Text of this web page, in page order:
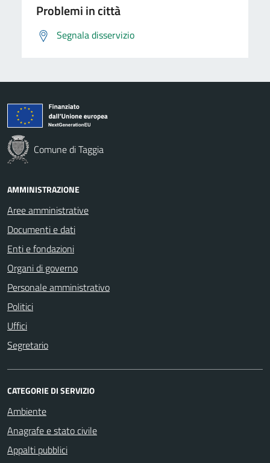
Problemi in città
Segnala disservizio
Comune di Taggia
AMMINISTRAZIONE
Aree amministrative
Documenti e dati
Enti e fondazioni
Organi di governo
Personale amministrativo
Politici
Uffici
Segretario
CATEGORIE DI SERVIZIO
Ambiente
Anagrafe e stato civile
Appalti pubblici